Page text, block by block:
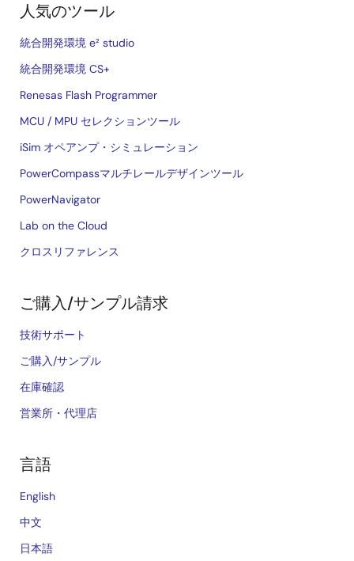
人気のツール
統合開発環境 e² studio
統合開発環境 CS+
Renesas Flash Programmer
MCU / MPU セレクションツール
iSim オペアンプ・シミュレーション
PowerCompassマルチレールデザインツール
PowerNavigator
Lab on the Cloud
クロスリファレンス
ご購入/サンプル請求
技術サポート
ご購入/サンプル
在庫確認
営業所・代理店
言語
English
中文
日本語